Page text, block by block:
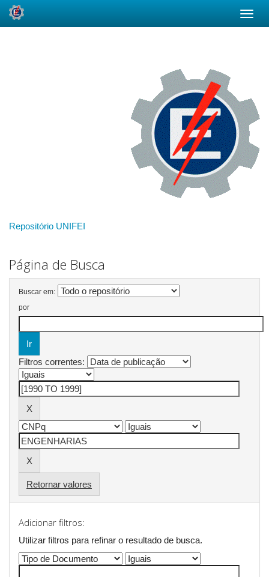
Repositório UNIFEI
Página de Busca
Buscar em:
por
Filtros correntes:
Retornar valores
Adicionar filtros:
Utilizar filtros para refinar o resultado de busca.